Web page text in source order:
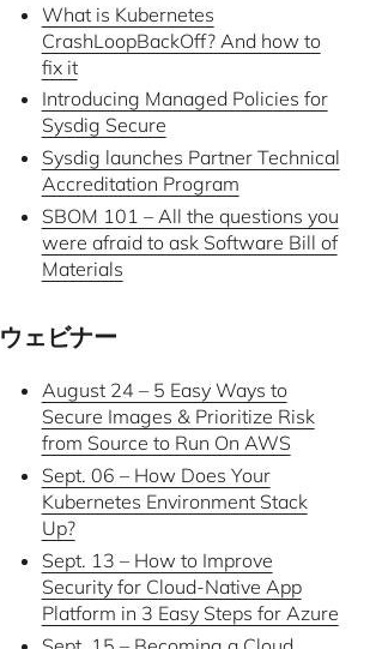
What is Kubernetes
CrashLoopBackOff? And how to
fix it
Introducing Managed Policies for
Sysdig Secure
Sysdig launches Partner Technical
Accreditation Program
SBOM 101 – All the questions you
were afraid to ask Software Bill of
Materials
ウェビナー
August 24 – 5 Easy Ways to
Secure Images & Prioritize Risk
from Source to Run On AWS
Sept. 06 – How Does Your
Kubernetes Environment Stack
Up?
Sept. 13 – How to Improve
Security for Cloud-Native App
Platform in 3 Easy Steps for Azure